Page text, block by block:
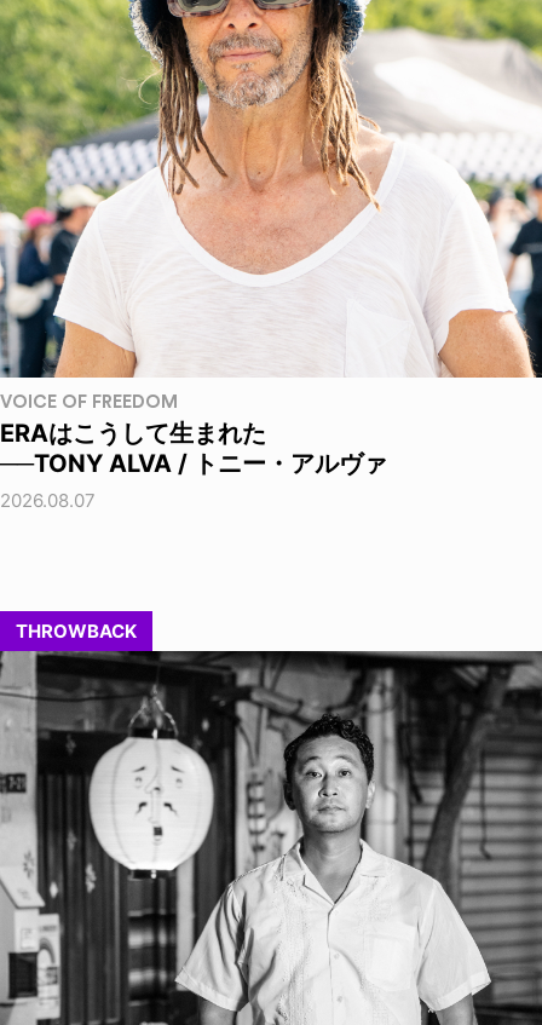
VOICE OF FREEDOM
ERAはこうして生まれた
──TONY ALVA / トニー・アルヴァ
2026.08.07
THROWBACK